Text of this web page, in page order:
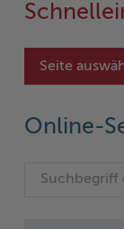
Seite
Online-